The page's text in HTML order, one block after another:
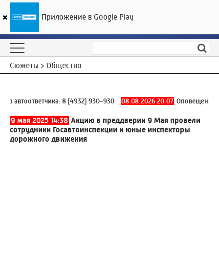
ГТРК «Ивтелерадио»
Сюжеты > Общество
8 (4932) 930-930 08.08.2026 20:07 Оповещение
9 мая 2025 14:38 Акцию в преддверии 9 Мая провели
сотрудники Госавтоинспекции и юные инспекторы
дорожного движения
Приложение в Google Play